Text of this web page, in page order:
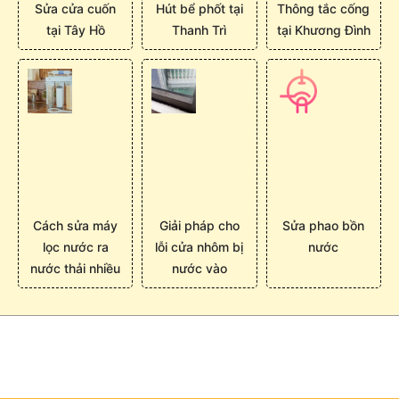
Sửa cửa cuốn
tại Tây Hồ
Hút bể phốt tại
Thanh Trì
Thông tắc cống
tại Khương Đình
Cách sửa máy
lọc nước ra
nước thải nhiều
Giải pháp cho
lỗi cửa nhôm bị
nước vào
Sửa phao bồn
nước